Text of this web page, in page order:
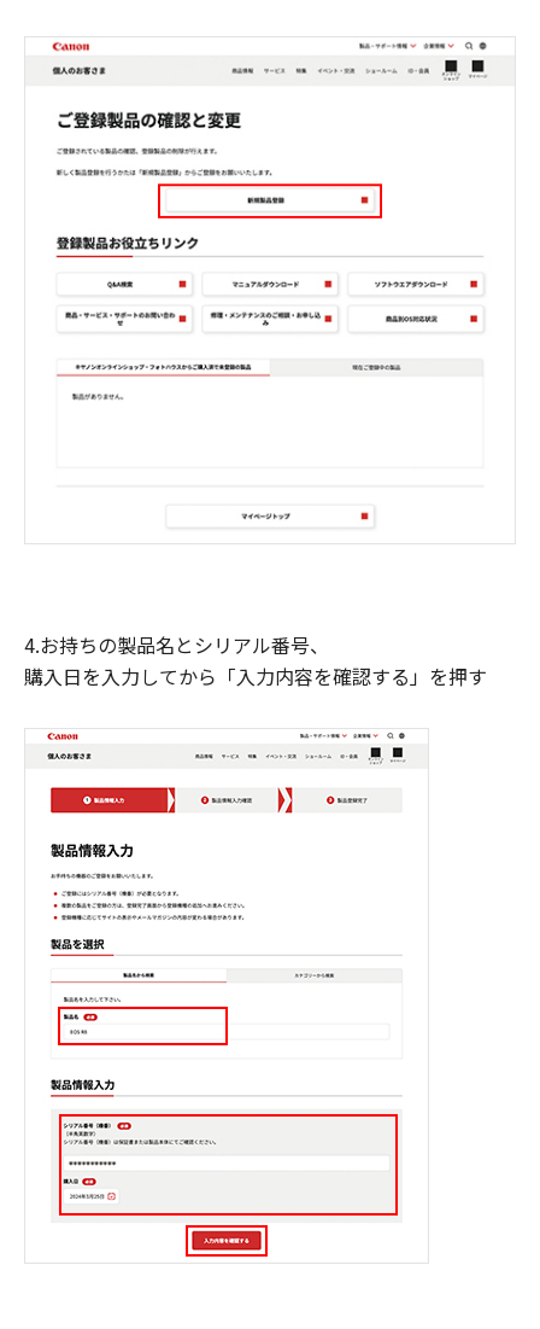
4.お持ちの製品名とシリアル番号、
購入日を入力してから「入力内容を確認する」を押す